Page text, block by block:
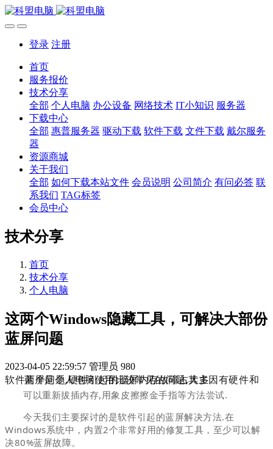
登录 注册
首页
服务报价
技术分享
全部 个人电脑 办公设备 网络技术 IT小知识 服务器
下载中心
全部 惠普服务器 驱动下载 软件下载 文件下载 戴尔服务
器
资源商城
关于我们
全部 如何下载本站文件 会员说明 公司简介 有问必答 联
系我们 TAG标签
会员中心
技术分享
首页
技术分享
个人电脑
这两个Windows隐藏工具，可解决大部份
蓝屏问题
2023-04-05 22:59:57 管理员 980
蓝屏是个人电脑使用比较常见的问题,其主因有硬件和软件两个问题.硬件引起的蓝屏内存故障占大多
可以重新拔插内存,用象皮擦擦金手指等方法尝试.
今天我们主要探讨的是软件引起的蓝屏解决方法.在
Windows系统中，内置2个非常好用的修复工具，至少可以解
决80%蓝屏故障。